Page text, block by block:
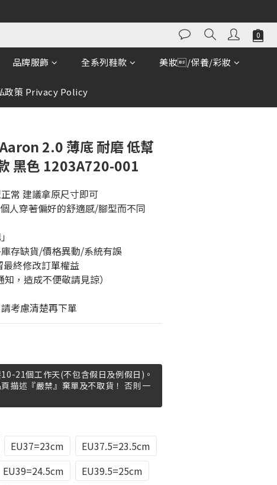
品牌服飾 全系列鞋款 美妝/保養/彩妝
政策 Privacy Policy
2.0 薄底 耐磨 低幫
黑色 1203A720-001
常 建議拿原尺寸即可
人穿著偏好的舒適感/腳型而不同
存缺貨/價格異動/系統有誤
最終修改訂單權益
，造成不便敬請見諒）
考慮清楚再下單
21個工作天(不包含假日及例假日)。
描述『嚴禁』棄單及不取貨！ 否則一
EU37=23cm
EU37.5=23.5cm
EU39=24.5cm
EU39.5=25cm
立即購買